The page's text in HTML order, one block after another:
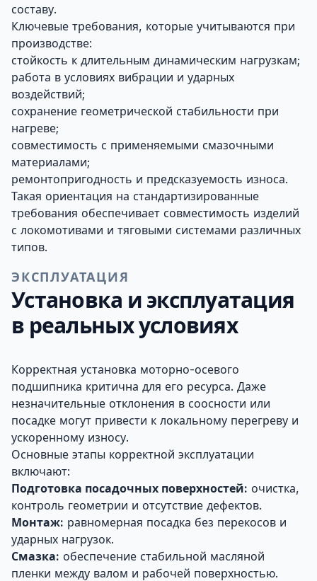
составу.
Ключевые требования, которые учитываются при
производстве:
стойкость к длительным динамическим нагрузкам;
работа в условиях вибрации и ударных
воздействий;
сохранение геометрической стабильности при
нагреве;
совместимость с применяемыми смазочными
материалами;
ремонтопригодность и предсказуемость износа.
Такая ориентация на стандартизированные
требования обеспечивает совместимость изделий
с локомотивами и тяговыми системами различных
типов.
ЭКСПЛУАТАЦИЯ
Установка и эксплуатация
в реальных условиях
Корректная установка моторно-осевого
подшипника критична для его ресурса. Даже
незначительные отклонения в соосности или
посадке могут привести к локальному перегреву и
ускоренному износу.
Основные этапы корректной эксплуатации
включают:
Подготовка посадочных поверхностей: очистка,
контроль геометрии и отсутствие дефектов.
Монтаж: равномерная посадка без перекосов и
ударных нагрузок.
Смазка: обеспечение стабильной масляной
пленки между валом и рабочей поверхностью.